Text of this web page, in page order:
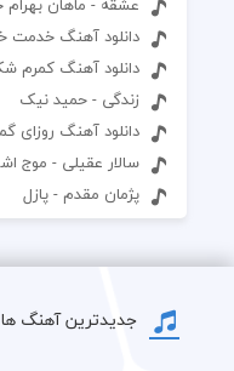
دانلود آهنگ خدمت
دانلود آهنگ کمرم
زندگی - حمید نیک
دانلود آهنگ روزای
سالار عقیلی - موج
پژمان مقدم - پازل
جدیدترین آهنگ ها